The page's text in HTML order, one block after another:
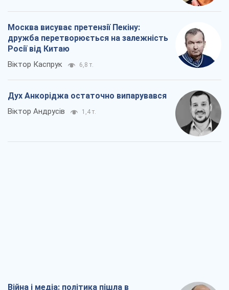
Москва висуває претензії Пекіну:
дружба перетворюється на залежність
Росії від Китаю
Віктор Каспрук 6,8 т.
Дух Анкоріджа остаточно випарувався
Віктор Андрусів 1,4 т.
Війна і медіа: політика пішла в